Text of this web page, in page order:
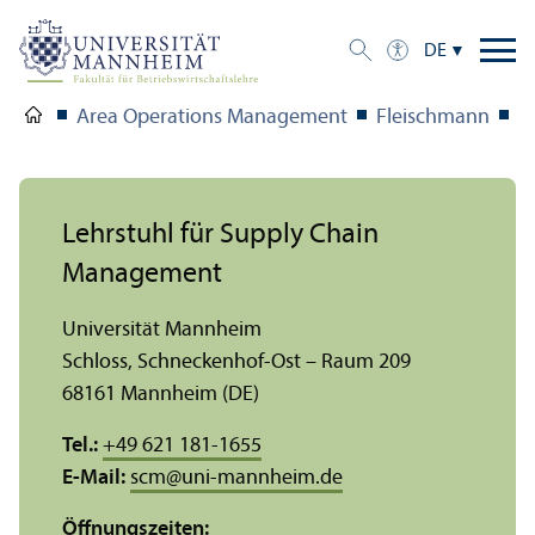
DE
Area Operations Management Fleischmann
Lehr­stuhl für Supply Chain
Management
Universität Mannheim
Schloss, Schneckenhof-Ost – Raum 209
68161 Mannheim (DE)
Tel.: +49 621 181-1655
E-Mail: scm@uni-mannheim.de
Öffnungs­zeiten: